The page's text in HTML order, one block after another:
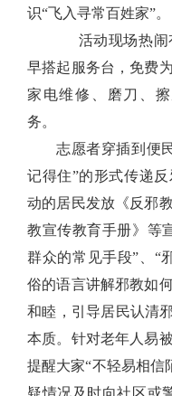
识“飞入寻常百姓家”。
活动现场热
早搭起服务台，免费
家电维修、磨刀、
务。
志愿者穿插到便
记得住”的形式传递
动的居民发放《反邪
教宣传教育手册》等
群众的常见手段”
“
俗的语言讲解邪教如
和睦，引导居民认清
本质。针对老年人易
提醒大家“不轻易相信
疑情况及时向社区或